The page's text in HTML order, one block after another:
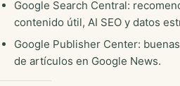
Google Search Central:
contenido útil, AI SEO y datos
Google Publisher Center:
de artículos en Google News.